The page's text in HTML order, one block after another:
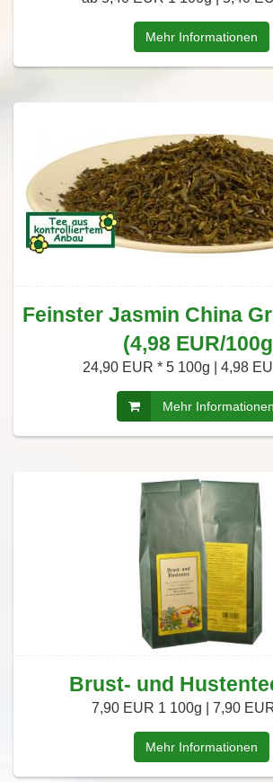
Mehr Informationen
Feinster Jasmin China
(4,98 EUR/
24,90 EUR * 5 100g | 4,98
Mehr Informationen
Brust- und
7,90 EUR 1 100g | 7,90
Mehr Informationen